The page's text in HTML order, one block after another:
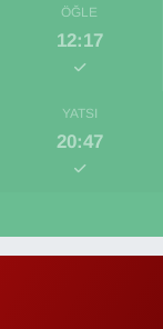
ÖĞLE
12:17
YATSI
20:47